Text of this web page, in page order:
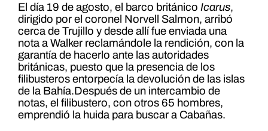
El día 19 de agosto, el barco británico Icarus,
dirigido por el coronel Norvell Salmon, arribó
cerca de Trujillo y desde allí fue enviada una
nota a Walker reclamándole la rendición, con la
garantía de hacerlo ante las autoridades
británicas, puesto que la presencia de los
filibusteros entorpecía la devolución de las islas
de la Bahía.Después de un intercambio de
notas, el filibustero, con otros 65 hombres,
emprendió la huida para buscar a Cabañas.